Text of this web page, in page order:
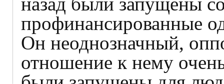
профинансированные
Он неоднозначный,
отношение к нему